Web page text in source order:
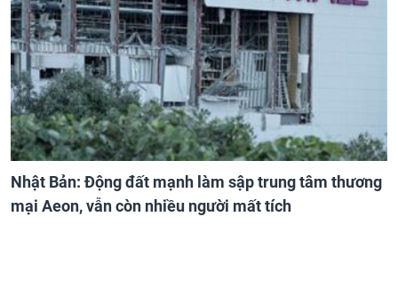
Nhật Bản: Động đất mạnh làm sập trung tâm thương
mại Aeon, vẫn còn nhiều người mất tích